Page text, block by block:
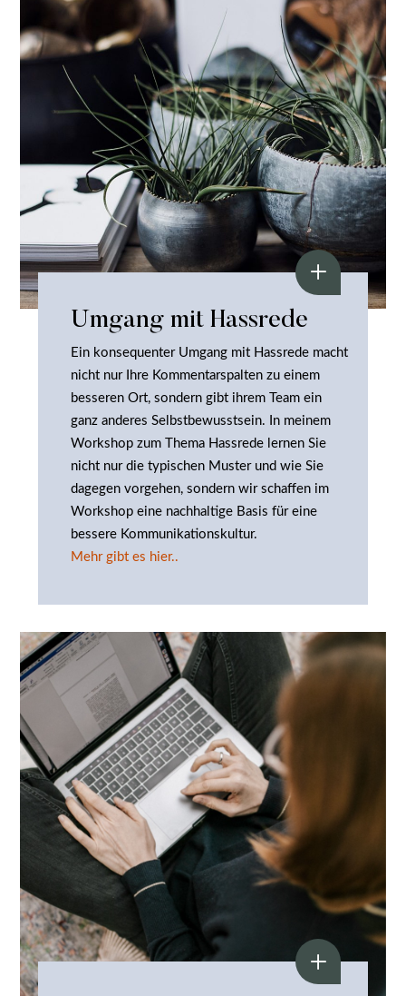
Umgang mit Hassrede
Ein konsequenter Umgang mit Hassrede macht
nicht nur Ihre Kommentarspalten zu einem
besseren Ort, sondern gibt ihrem Team ein
ganz anderes Selbstbewusstsein. In meinem
Workshop zum Thema Hassrede lernen Sie
nicht nur die typischen Muster und wie Sie
dagegen vorgehen, sondern wir schaffen im
Workshop eine nachhaltige Basis für eine
bessere Kommunikationskultur.
Mehr gibt es hier..